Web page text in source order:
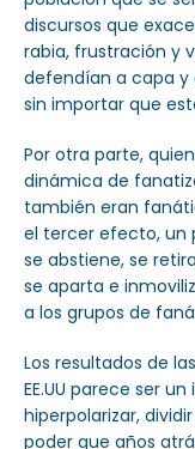
discursos que
rabia, frustración y
defendían a capa y
sin importar que
Por otra parte,
dinámica de
también eran
el tercer efecto, un
se abstiene, se
se aparta e
a los grupos de
Los resultados de
EE.UU parece ser
hiperpolarizar,
poder que años